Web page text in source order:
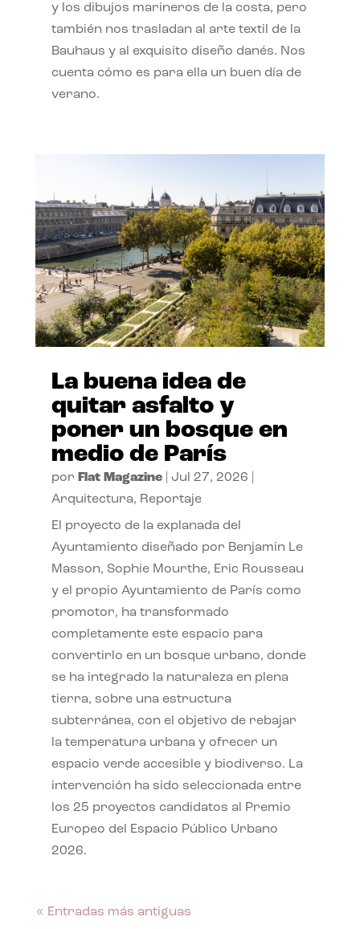
y los dibujos marineros de la costa, pero
también nos trasladan al arte textil de la
Bauhaus y al exquisito diseño danés. Nos
cuenta cómo es para ella un buen día de
verano.
La buena idea de
quitar asfalto y
poner un bosque en
medio de París
por Flat Magazine| Jul 27, 2026
Arquitectura, Reportaje
El proyecto de la explanada del
Ayuntamiento diseñado por Benjamin Le
Masson, Sophie Mourthe, Eric Rousseau
y el propio Ayuntamiento de París como
promotor, ha transformado
completamente este espacio para
convertirlo en un bosque urbano, donde
se ha integrado la naturaleza en plena
tierra, sobre una estructura
subterránea, con el objetivo de rebajar
la temperatura urbana y ofrecer un
espacio verde accesible y biodiverso. La
intervención ha sido seleccionada entre
los 25 proyectos candidatos al Premio
Europeo del Espacio Público Urbano
2026.
« Entradas más antiguas